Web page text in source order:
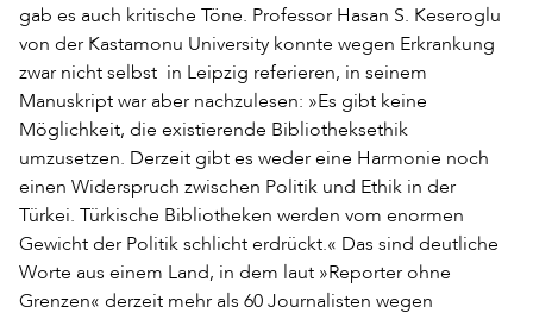
gab es auch kritische Töne. Professor Hasan S. Keseroglu
von der Kastamonu University konnte wegen Erkrankung
zwar nicht selbst in Leipzig referieren, in seinem
Manuskript war aber nachzulesen: »Es gibt keine
Möglichkeit, die existierende Bibliotheksethik
umzusetzen. Derzeit gibt es weder eine Harmonie noch
einen Widerspruch zwischen Politik und Ethik in der
Türkei. Türkische Bibliotheken werden vom enormen
Gewicht der Politik schlicht erdrückt.« Das sind deutliche
Worte aus einem Land, in dem laut »Reporter ohne
Grenzen« derzeit mehr als 60 Journalisten wegen